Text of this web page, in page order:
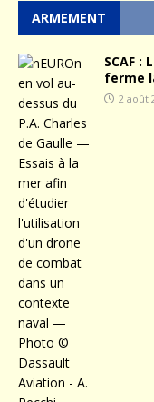
ARMEMENT
SCAF
ferme
2 août